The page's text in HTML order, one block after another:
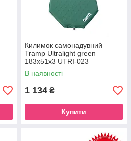
Килимок самонадувний
Tramp Ultralight green
183х51х3 UTRI-023
В наявності
1 134 ₴
Купити